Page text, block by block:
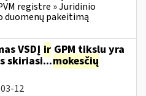
registre » Juridinio
duomenų pakeitimą
VSDĮ ir GPM tikslu yra
skiriasi...mokesčių
12